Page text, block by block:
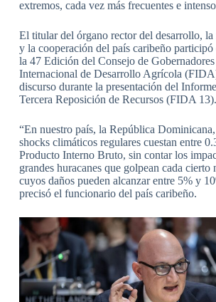
extremos, cada vez más frecuentes e
El titular del órgano rector del desarrollo,
y la cooperación del país caribeño participó
la 47 Edición del Consejo de
Internacional de Desarrollo Agrícola
discurso durante la presentación del
Tercera Reposición de Recursos (FIDA 13).
“En nuestro país, la República
shocks climáticos regulares cuestan entre
Producto Interno Bruto, sin contar los
grandes huracanes que golpean cada cierto
cuyos daños pueden alcanzar entre 5% y
precisó el funcionario del país caribeño.